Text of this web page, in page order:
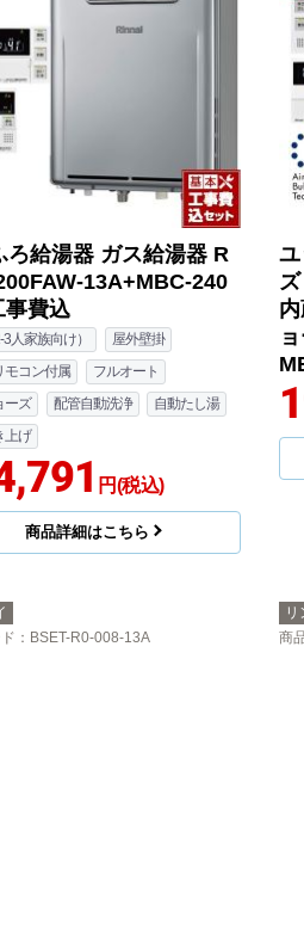
ろ給湯器 ガス給湯器 R
13A+MBC-240
事費込
人家族向け）
屋外壁掛
モコン付属
フルオート
ーズ
配管自動洗浄
自動たし湯
上げ
円(税込)
商品詳細はこちら
：BSET-R0-008-13A
リ
商